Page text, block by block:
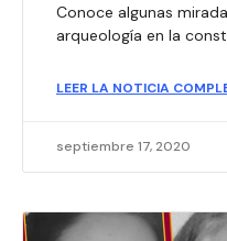
Conoce algunas
arqueología en la
LEER LA NOTICIA
septiembre 17, 2020